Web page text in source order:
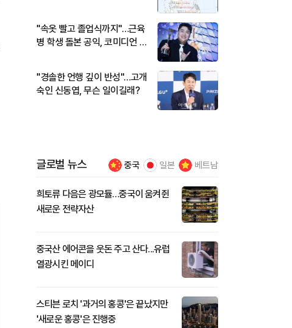
"속옷 빨고 졸업식까지"…근육
병 학생 돌본 공익, 코미디언 김
"경솔한 언행 깊이 반성"…고개
숙인 신동엽, 무슨 일이길래?
글로벌 뉴스 중국 일본 베트남
희토류 다음은 광모듈…중국이 움켜쥔
새로운 전략자산
중국산 에어콘을 웃돈 주고 산다...유럽
열광시킨 메이디
스티븐 로치 '과거의 홍콩'은 끝났지만
'새로운 홍콩'은 진행중